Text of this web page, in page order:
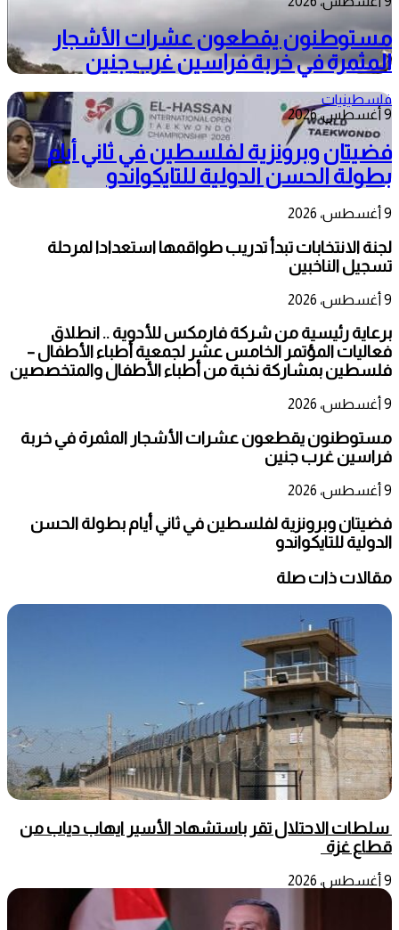
مستوطنون يقطعون عشرات الأشجار
المثمرة في خربة فراسين غرب جنين
فلسطينيات
9 أغسطس، 2026
فضيتان وبرونزية لفلسطين في ثاني أيام
بطولة الحسن الدولية للتايكواندو
9 أغسطس، 2026
لجنة الانتخابات تبدأ تدريب طواقمها استعدادا لمرحلة
تسجيل الناخبين
9 أغسطس، 2026
برعاية رئيسية من شركة فارمكس للأدوية .. انطلاق
فعاليات المؤتمر الخامس عشر لجمعية أطباء الأطفال –
فلسطين بمشاركة نخبة من أطباء الأطفال والمتخصصين
9 أغسطس، 2026
مستوطنون يقطعون عشرات الأشجار المثمرة في خربة
فراسين غرب جنين
9 أغسطس، 2026
فضيتان وبرونزية لفلسطين في ثاني أيام بطولة الحسن
الدولية للتايكواندو
مقالات ذات صلة
سلطات الاحتلال تقر باستشهاد الأسير ايهاب دياب من
قطاع غزة
9 أغسطس، 2026